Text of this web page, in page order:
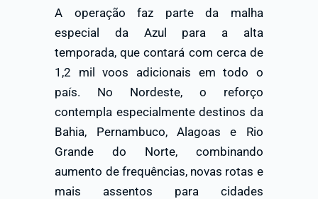
A operação faz parte da malha
especial da Azul para a alta
temporada, que contará com cerca de
1,2 mil voos adicionais em todo o
país. No Nordeste, o reforço
contempla especialmente destinos da
Bahia, Pernambuco, Alagoas e Rio
Grande do Norte, combinando
aumento de frequências, novas rotas e
mais assentos para cidades